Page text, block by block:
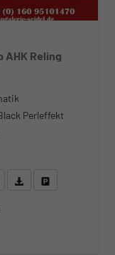
AHK Reling
Perleffekt
anfragen
Wir rufen Sie anFahrzeugexposé (PDF)